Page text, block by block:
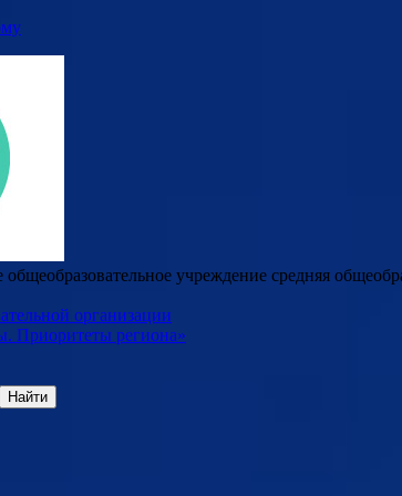
учреждение средняя
организации
Приоритеты региона»
Найти